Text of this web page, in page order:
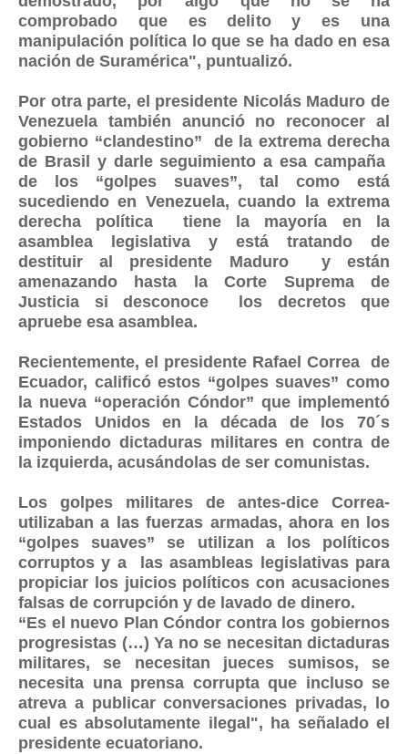
comprobado que es delito y es una
manipulación política lo que se ha dado en esa
nación de Suramérica", puntualizó.
Por otra parte, el presidente Nicolás Maduro de
Venezuela también anunció no reconocer al
gobierno “clandestino” de la extrema derecha
de Brasil y darle seguimiento a esa campaña
de los “golpes suaves”, tal como está
sucediendo en Venezuela, cuando la extrema
derecha política tiene la mayoría en la
asamblea legislativa y está tratando de
destituir al presidente Maduro y están
amenazando hasta la Corte Suprema de
Justicia si desconoce los decretos que
apruebe esa asamblea.
Recientemente, el presidente Rafael Correa de
Ecuador, calificó estos “golpes suaves” como
la nueva “operación Cóndor” que implementó
Estados Unidos en la década de los 70´s
imponiendo dictaduras militares en contra de
la izquierda, acusándolas de ser comunistas.
Los golpes militares de antes-dice Correa-
utilizaban a las fuerzas armadas, ahora en los
“golpes suaves” se utilizan a los políticos
corruptos y a las asambleas legislativas para
propiciar los juicios políticos con acusaciones
falsas de corrupción y de lavado de dinero.
“Es el nuevo Plan Cóndor contra los gobiernos
progresistas (…) Ya no se necesitan dictaduras
militares, se necesitan jueces sumisos, se
necesita una prensa corrupta que incluso se
atreva a publicar conversaciones privadas, lo
cual es absolutamente ilegal", ha señalado el
presidente ecuatoriano.